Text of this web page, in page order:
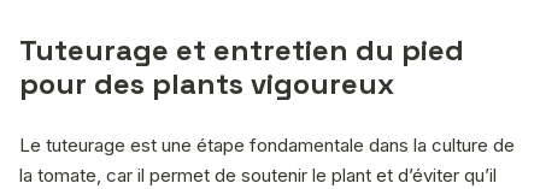
Tuteurage et entretien du pied
pour des plants vigoureux
Le tuteurage est une étape fondamentale dans la culture de
la tomate, car il permet de soutenir le plant et d’éviter qu’il